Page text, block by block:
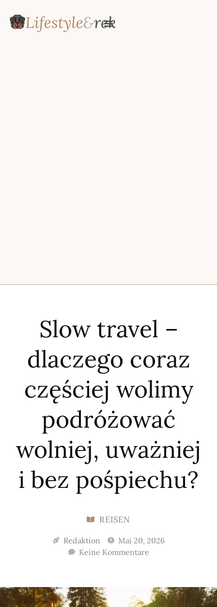
Slow travel –
dlaczego coraz
częściej wolimy
podróżować
wolniej, uważniej
i bez pośpiechu?
REISEN
Redaktion
Mai 20, 2026
Keine Kommentare